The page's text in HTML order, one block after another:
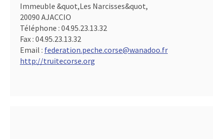
Immeuble &quot,Les Narcisses&quot,
20090 AJACCIO
Téléphone : 04.95.23.13.32
Fax : 04.95.23.13.32
Email : federation.peche.corse@wanadoo.fr
http://truitecorse.org